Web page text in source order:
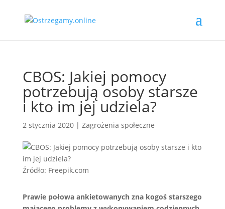
CBOS: Jakiej pomocy
potrzebują osoby starsze
i kto im jej udziela?
2 stycznia 2020| Zagrożenia społeczne
Źródło: Freepik.com
Prawie połowa ankietowanych zna kogoś starszego